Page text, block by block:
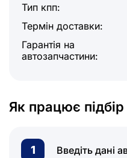
Тип кпп:
Термін доставки:
Гарантія на
автозапчастини:
Як працює
1 Введіть дані